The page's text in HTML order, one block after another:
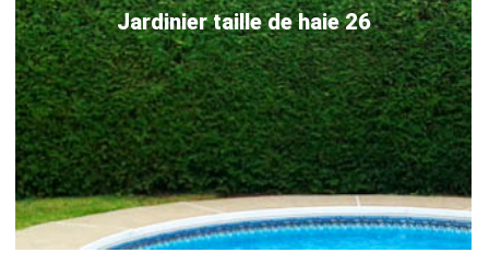
Jardinier taille de haie 26